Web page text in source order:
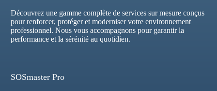
Découvrez une gamme complète de services sur mesure conçus
pour renforcer, protéger et moderniser votre environnement
professionnel. Nous vous accompagnons pour garantir la
performance et la sérénité au quotidien.
SOSmaster Pro